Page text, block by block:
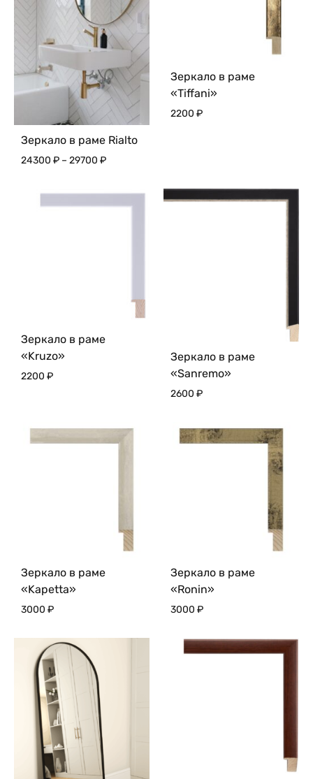
Зеркало в раме Rialto
24300 ₽ – 29700 ₽Диапазон
–
Зеркало в раме
«Tiffani»
2200 ₽
Зеркало в раме
«Kruzo»
2200 ₽
Зеркало в раме
«Sanremo»
2600 ₽
Зеркало в раме
«Kapetta»
3000 ₽
Зеркало в раме
«Ronin»
3000 ₽